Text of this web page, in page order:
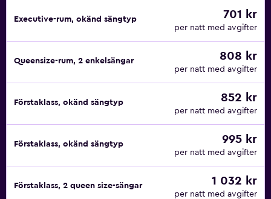
Executive-rum, okänd sängtyp 701 kr
per natt med avgifter
Queensize-rum, 2 enkelsängar 808 kr
per natt med avgifter
Förstaklass, okänd sängtyp 852 kr
per natt med avgifter
Förstaklass, okänd sängtyp 995 kr
per natt med avgifter
Förstaklass, 2 queen size-sängar 1 032 kr
per natt med avgifter